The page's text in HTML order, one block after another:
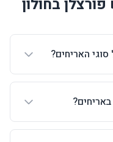
בחולון
האריחים?